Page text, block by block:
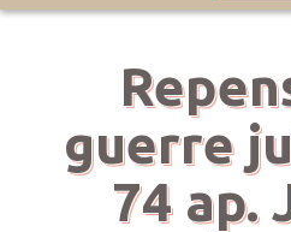
guerre
74 ap.